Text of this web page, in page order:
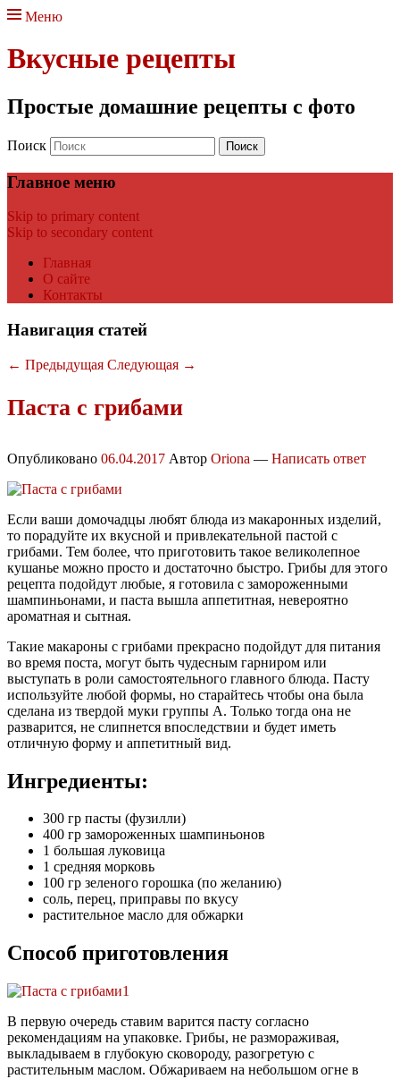
Меню
Вкусные рецепты
Простые домашние рецепты с фото
Поиск
Главное меню
Skip to primary content
Skip to secondary content
Главная
О сайте
Контакты
Навигация статей
← Предыдущая Следующая →
Паста с грибами
Опубликовано 06.04.2017 Автор Oriona — Написать ответ
Если ваши домочадцы любят блюда из макаронных изделий,
то порадуйте их вкусной и привлекательной пастой с
грибами. Тем более, что приготовить такое великолепное
кушанье можно просто и достаточно быстро. Грибы для этого
рецепта подойдут любые, я готовила с замороженными
шампиньонами, и паста вышла аппетитная, невероятно
ароматная и сытная.
Такие макароны с грибами прекрасно подойдут для питания
во время поста, могут быть чудесным гарниром или
выступать в роли самостоятельного главного блюда. Пасту
используйте любой формы, но старайтесь чтобы она была
сделана из твердой муки группы А. Только тогда она не
разварится, не слипнется впоследствии и будет иметь
отличную форму и аппетитный вид.
Ингредиенты:
300 гр пасты (фузилли)
400 гр замороженных шампиньонов
1 большая луковица
1 средняя морковь
100 гр зеленого горошка (по желанию)
соль, перец, приправы по вкусу
растительное масло для обжарки
Способ приготовления
В первую очередь ставим варится пасту согласно
рекомендациям на упаковке. Грибы, не размораживая,
выкладываем в глубокую сковороду, разогретую с
растительным маслом. Обжариваем на небольшом огне в